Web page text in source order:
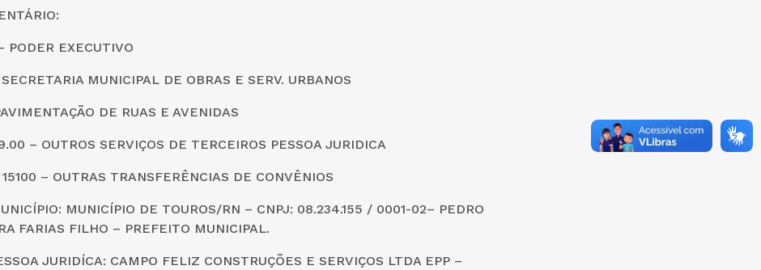
PODER EXECUTIVO
MUNICIPAL DE OBRAS E SERV. URBANOS
DE RUAS E AVENIDAS
– OUTROS SERVIÇOS DE TERCEIROS PESSOA JURIDICA
– OUTRAS TRANSFERÊNCIAS DE CONVÊNIOS
MUNICÍPIO DE TOUROS/RN – CNPJ: 08.234.155 / 0001-02– PEDRO
FARIAS FILHO – PREFEITO MUNICIPAL.
JURIDÍCA: CAMPO FELIZ CONSTRUÇÕES E SERVIÇOS LTDA EPP –